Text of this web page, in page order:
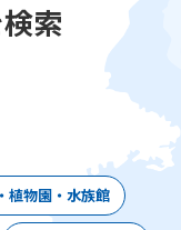
索
植物園・水族館